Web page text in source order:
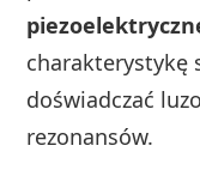
charakterystykę
doświadczać
rezonansów.